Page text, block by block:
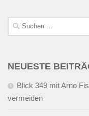
Suchen
nach:
NEUESTE
Blick 349 mit Arno
vermeiden